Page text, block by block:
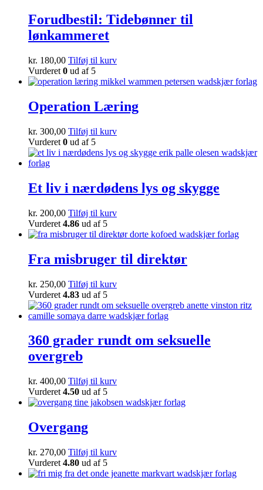
Forudbestil: Tidebønner til
lønkammeret
kr. 180,00 Tilføj til kurv
Vurderet 0 ud af 5
Operation Læring
kr. 300,00 Tilføj til kurv
Vurderet 0 ud af 5
Et liv i nærdødens lys og skygge
kr. 200,00 Tilføj til kurv
Vurderet 4.86 ud af 5
Fra misbruger til direktør
kr. 250,00 Tilføj til kurv
Vurderet 4.83 ud af 5
360 grader rundt om seksuelle
overgreb
kr. 400,00 Tilføj til kurv
Vurderet 4.50 ud af 5
Overgang
kr. 270,00 Tilføj til kurv
Vurderet 4.80 ud af 5